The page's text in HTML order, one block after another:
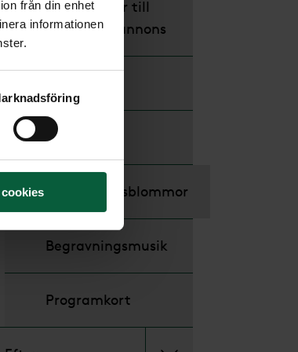
från din enhet
informationen
Verser till
dödsannons
Urnor
Begravningsblommor
Begravningsmusik
Programkort